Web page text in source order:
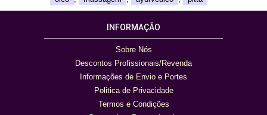
INFORMAÇÃO
Sobre Nós
Descontos Profissionais/Revenda
Informações de Envio e Portes
Politica de Privacidade
Termos e Condições